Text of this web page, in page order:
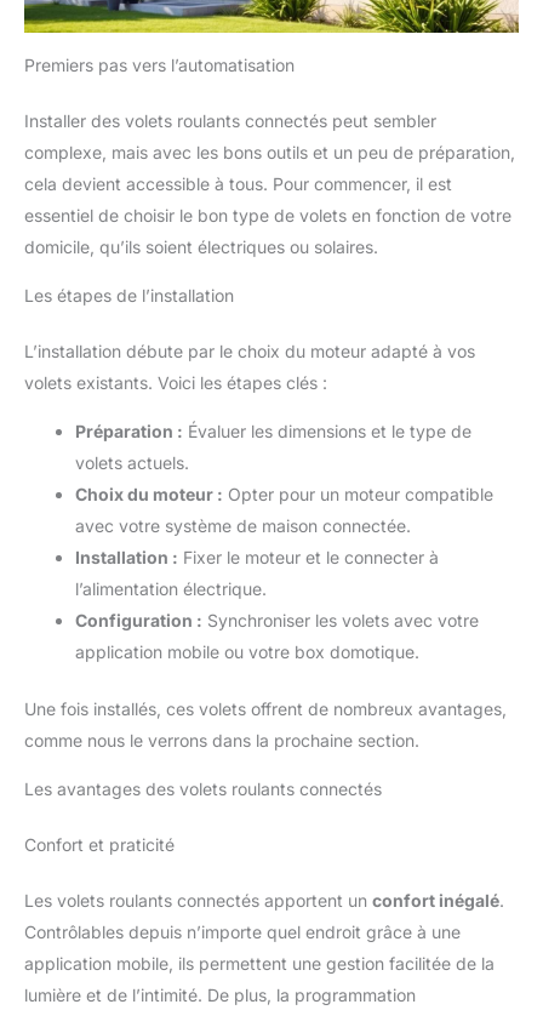
Premiers pas vers l’automatisation
Installer des volets roulants connectés peut sembler
complexe, mais avec les bons outils et un peu de préparation,
cela devient accessible à tous. Pour commencer, il est
essentiel de choisir le bon type de volets en fonction de votre
domicile, qu’ils soient électriques ou solaires.
Les étapes de l’installation
L’installation débute par le choix du moteur adapté à vos
volets existants. Voici les étapes clés :
Préparation : Évaluer les dimensions et le type de
volets actuels.
Choix du moteur : Opter pour un moteur compatible
avec votre système de maison connectée.
Installation : Fixer le moteur et le connecter à
l’alimentation électrique.
Configuration : Synchroniser les volets avec votre
application mobile ou votre box domotique.
Une fois installés, ces volets offrent de nombreux avantages,
comme nous le verrons dans la prochaine section.
Les avantages des volets roulants connectés
Confort et praticité
Les volets roulants connectés apportent un confort inégalé.
Contrôlables depuis n’importe quel endroit grâce à une
application mobile, ils permettent une gestion facilitée de la
lumière et de l’intimité. De plus, la programmation